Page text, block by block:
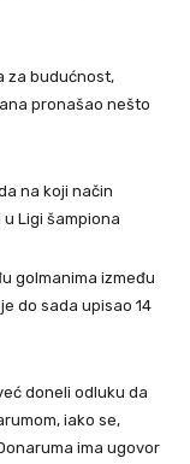
za budućnost,
pronašao nešto
na koji način
Ligi šampiona
golmanima između
do sada upisao 14
doneli odluku da
iako se,
ima ugovor